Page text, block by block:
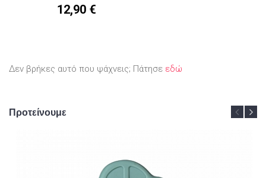
12,90 €
Δεν βρήκες αυτό που ψάχνεις; Πάτησε εδώ
Προτείνουμε